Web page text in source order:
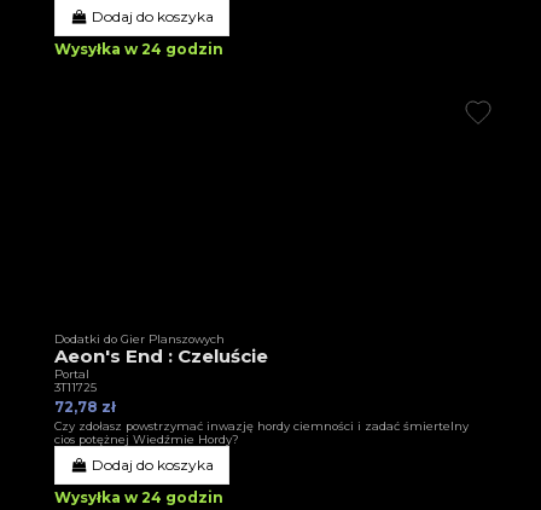
Dodaj do koszyka
Wysyłka w 24 godzin
Dodatki do Gier Planszowych
Aeon's End : Czeluście
Portal
3T11725
72,78 zł
Czy zdołasz powstrzymać inwazję hordy ciemności i zadać śmiertelny
cios potężnej Wiedźmie Hordy?
Dodaj do koszyka
Wysyłka w 24 godzin